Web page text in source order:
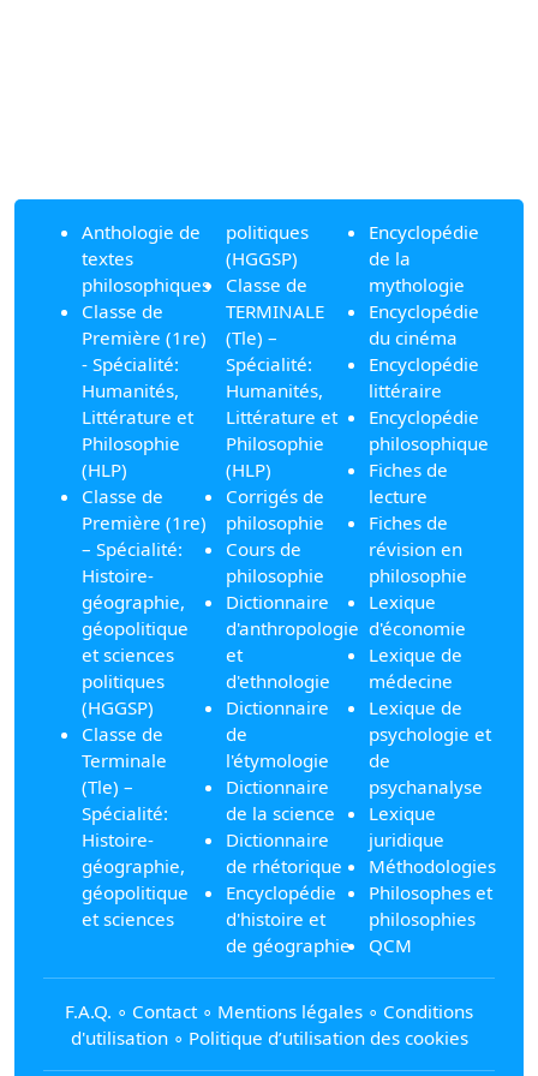
Anthologie de
textes
philosophiques
Classe de
Première (1re)
- Spécialité:
Humanités,
Littérature et
Philosophie
(HLP)
Classe de
Première (1re)
– Spécialité:
Histoire-
géographie,
géopolitique
et sciences
politiques
(HGGSP)
Classe de
Terminale
(Tle) –
Spécialité:
Histoire-
géographie,
géopolitique
et sciences
politiques
(HGGSP)
Classe de
TERMINALE
(Tle) –
Spécialité:
Humanités,
Littérature et
Philosophie
(HLP)
Corrigés de
philosophie
Cours de
philosophie
Dictionnaire
d'anthropologie
et
d'ethnologie
Dictionnaire
de
l'étymologie
Dictionnaire
de la science
Dictionnaire
de rhétorique
Encyclopédie
d'histoire et
de géographie
Encyclopédie
de la
mythologie
Encyclopédie
du cinéma
Encyclopédie
littéraire
Encyclopédie
philosophique
Fiches de
lecture
Fiches de
révision en
philosophie
Lexique
d'économie
Lexique de
médecine
Lexique de
psychologie et
de
psychanalyse
Lexique
juridique
Méthodologies
Philosophes et
philosophies
QCM
F.A.Q. ∘ Contact∘ Mentions légales ∘ Conditions
d'utilisation∘ Politique d’utilisation des cookies